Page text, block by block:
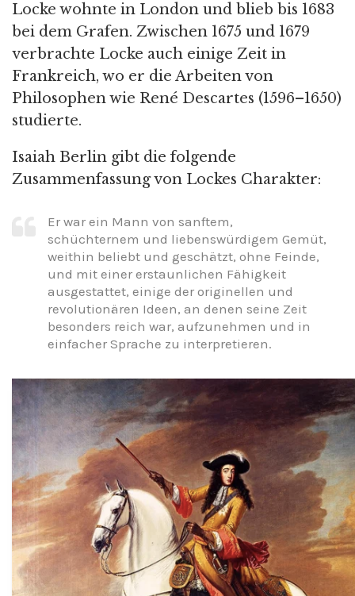
Locke wohnte in London und blieb bis 1683
bei dem Grafen. Zwischen 1675 und 1679
verbrachte Locke auch einige Zeit in
Frankreich, wo er die Arbeiten von
Philosophen wie René Descartes (1596–1650)
studierte.
Isaiah Berlin gibt die folgende
Zusammenfassung von Lockes Charakter:
Er war ein Mann von sanftem,
schüchternem und liebenswürdigem Gemüt,
weithin beliebt und geschätzt, ohne Feinde,
und mit einer erstaunlichen Fähigkeit
ausgestattet, einige der originellen und
revolutionären Ideen, an denen seine Zeit
besonders reich war, aufzunehmen und in
einfacher Sprache zu interpretieren.